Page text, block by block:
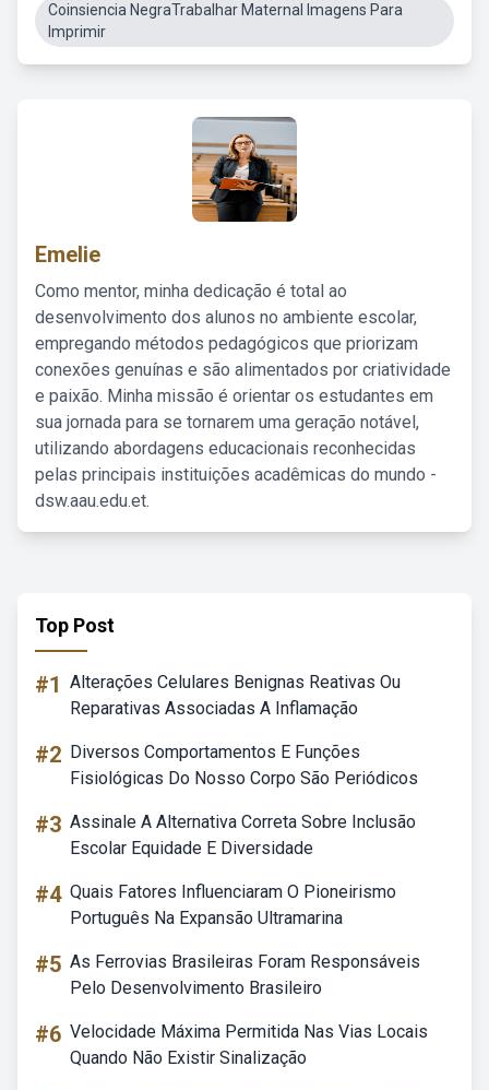
Coinsiencia NegraTrabalhar Maternal Imagens Para
Imprimir
Emelie
Como mentor, minha dedicação é total ao
desenvolvimento dos alunos no ambiente escolar,
empregando métodos pedagógicos que priorizam
conexões genuínas e são alimentados por criatividade
e paixão. Minha missão é orientar os estudantes em
sua jornada para se tornarem uma geração notável,
utilizando abordagens educacionais reconhecidas
pelas principais instituições acadêmicas do mundo -
dsw.aau.edu.et.
Top Post
#1 Alterações Celulares Benignas Reativas Ou
Reparativas Associadas A Inflamação
#2 Diversos Comportamentos E Funções
Fisiológicas Do Nosso Corpo São Periódicos
#3 Assinale A Alternativa Correta Sobre Inclusão
Escolar Equidade E Diversidade
#4 Quais Fatores Influenciaram O Pioneirismo
Português Na Expansão Ultramarina
#5 As Ferrovias Brasileiras Foram Responsáveis
Pelo Desenvolvimento Brasileiro
#6 Velocidade Máxima Permitida Nas Vias Locais
Quando Não Existir Sinalização